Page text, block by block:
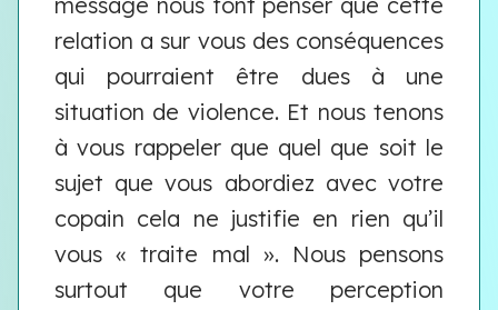
relation a sur vous des conséquences
qui pourraient être dues à une
situation de violence. Et nous tenons
à vous rappeler que quel que soit le
sujet que vous abordiez avec votre
copain cela ne justifie en rien qu’il
vous « traite mal ». Nous pensons
surtout que votre perception